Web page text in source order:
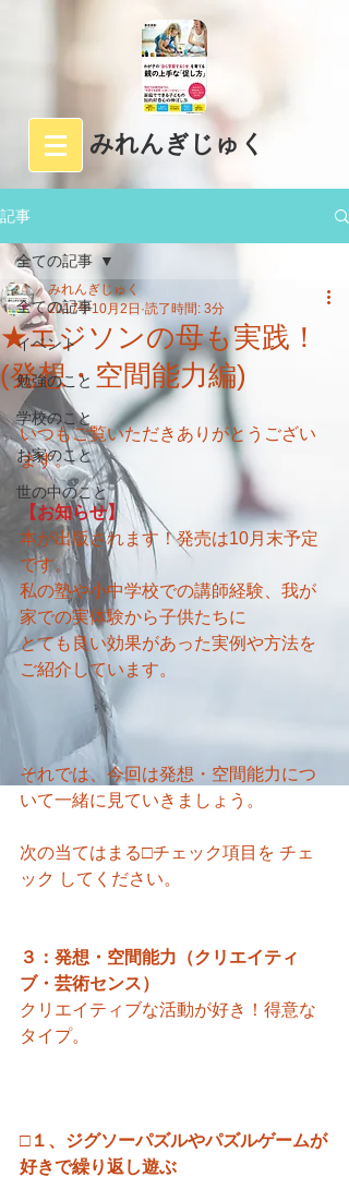
みれんぎじゅく
記事
全ての記事
イベント
勉強のこと
学校のこと
お家のこと
世の中のこと
全ての記事
★エジソンの母も実践！
(発想・空間能力編)
みれんぎじゅく
2017年10月2日 読了時間: 3分
いつもご覧いただきありがとうござい
ます。
【お知らせ】
本が出版されます！発売は10月末予定
です。
私の塾や小中学校での講師経験、我が
家での実体験から子供たちに
とても良い効果があった実例や方法を
ご紹介しています。
それでは、今回は発想・空間能力につ
いて一緒に見ていきましょう。
次の当てはまる□チェック項目を チェ
ック してください。
３：発想・空間能力（クリエイティ
ブ・芸術センス）
クリエイティブな活動が好き！得意な
タイプ。
□１、ジグソーパズルやパズルゲームが
好きで繰り返し遊ぶ